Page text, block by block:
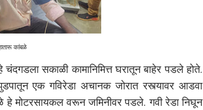
कांबळे
सकाळी कामानिमित्त घरातून बाहेर पडले होते.
एक गविरेडा अचानक जोरात रस्त्यावर आडवा
मोटरसायकल वरून जमिनीवर पडले. गवी रेडा निघून